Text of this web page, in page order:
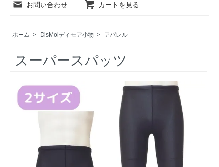
お問い合わせ カートを見る
ホーム > DisMoiディモア小物 > アパレル
スーパースパッツ